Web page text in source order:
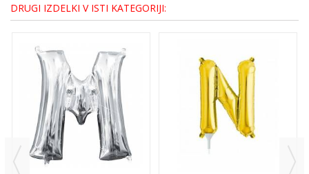
DRUGI IZDELKI V ISTI KATEGORIJI: